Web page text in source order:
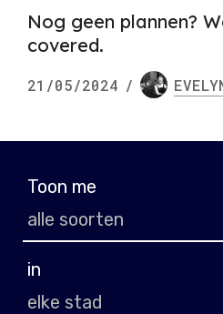
Nog geen plannen?
covered.
21/05/2024 /
Toon me
in